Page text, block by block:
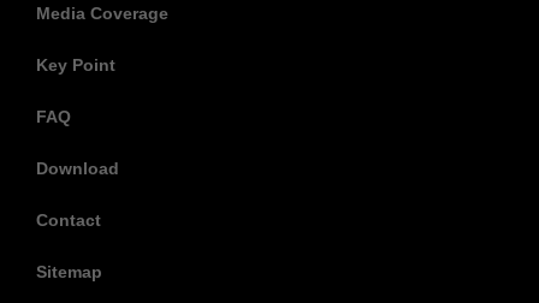
Media Coverage
Key Point
FAQ
Download
Contact
Sitemap